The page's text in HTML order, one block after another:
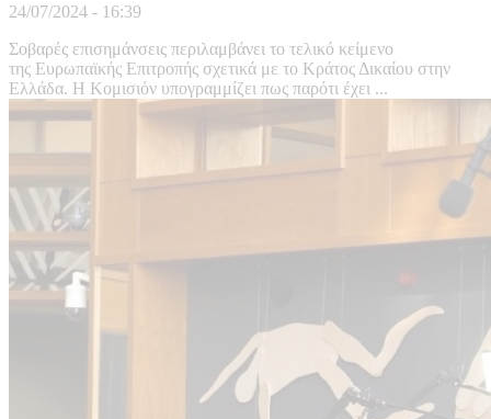
24/07/2024 - 16:39
Σοβαρές επισημάνσεις περιλαμβάνει το τελικό κείμενο
της Ευρωπαϊκής Επιτροπής σχετικά με το Κράτος Δικαίου στην
Ελλάδα. Η Κομισιόν υπογραμμίζει πως παρότι έχει ...